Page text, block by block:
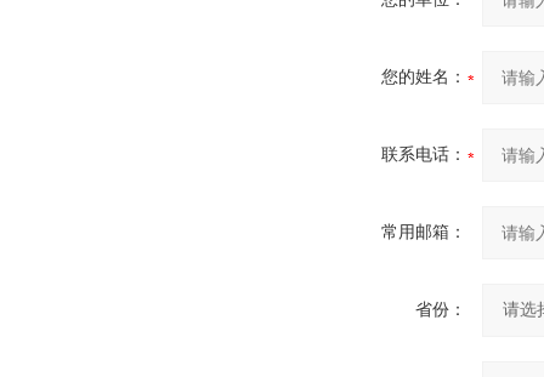
您的姓名：
联系电话：
常用邮箱：
省份：